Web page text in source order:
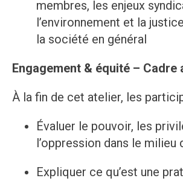
membres, les enjeux
l’environnement et la
la société en général
Engagement & équité –
À la fin de cet atelier, les
Évaluer le pouvoir, les
l’oppression dans le milieu
Expliquer ce qu’est une